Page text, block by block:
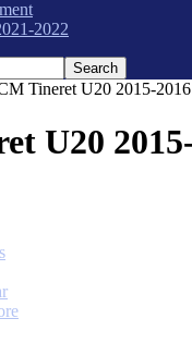
2022
Tineret U20 2015-2016
U20